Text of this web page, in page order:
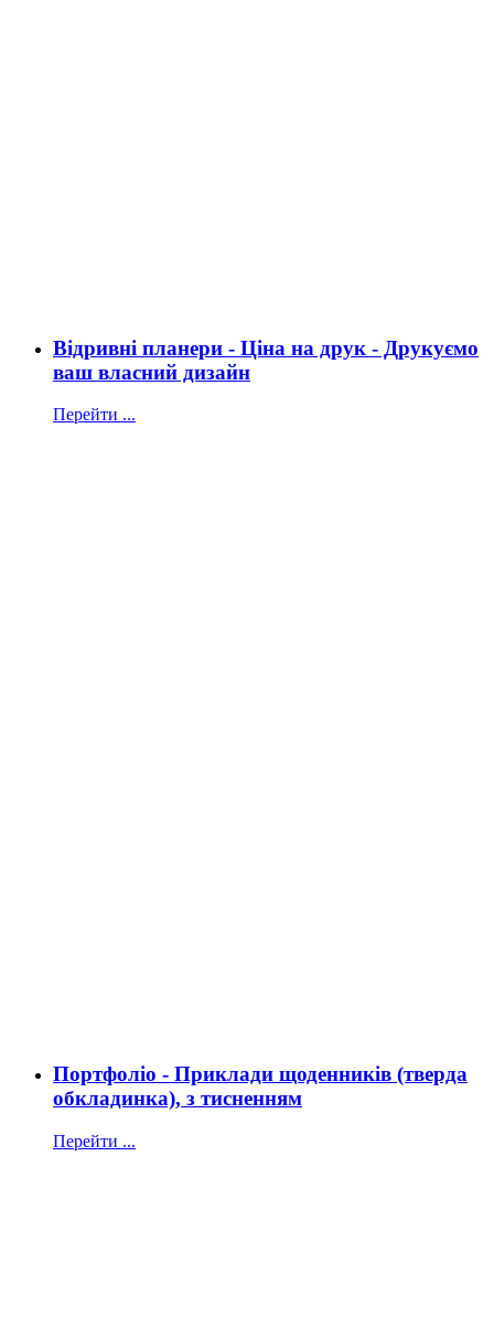
Відривні планери - Ціна на друк - Друкуємо
ваш власний дизайн
Перейти ...
Портфоліо - Приклади щоденників (тверда
обкладинка), з тисненням
Перейти ...